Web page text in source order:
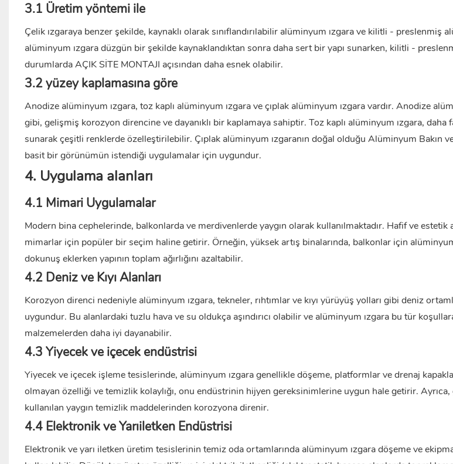
3.1 Üretim yöntemi ile
Çelik ızgaraya benzer şekilde, kaynaklı olarak sınıflandırılabilir alüminyum ızgarave kilitli - preslenmiş
alüminyum ızgara düzgün bir şekilde kaynaklandıktan sonra daha sert bir yapı sunarken, kilitli -
durumlarda AÇIK SİTE MONTAJI açısından daha esnek olabilir.
3.2 yüzey kaplamasına göre
Anodize alüminyum ızgara, toz kaplı alüminyum ızgara ve çıplak alüminyum ızgara vardır. Anodize
gibi, gelişmiş korozyon direncine ve dayanıklı bir kaplamaya sahiptir. Toz kaplı alüminyum ızgara, daha
sunarak çeşitli renklerde özelleştirilebilir. Çıplak alüminyum ızgaranın doğal olduğu Alüminyum Bakın
basit bir görünümün istendiği uygulamalar için uygundur.
4. Uygulama alanları
4.1 Mimari Uygulamalar
Modern bina cephelerinde, balkonlarda ve merdivenlerde yaygın olarak kullanılmaktadır. Hafif ve estetik
mimarlar için popüler bir seçim haline getirir. Örneğin, yüksek artış binalarında, balkonlar için alüminyum
dokunuş eklerken yapının toplam ağırlığını azaltabilir.
4.2 Deniz ve Kıyı Alanları
Korozyon direnci nedeniyle alüminyum ızgara, tekneler, rıhtımlar ve kıyı yürüyüş yolları gibi deniz
uygundur. Bu alanlardaki tuzlu hava ve su oldukça aşındırıcı olabilir ve alüminyum ızgara bu tür
malzemelerden daha iyi dayanabilir.
4.3 Yiyecek ve içecek endüstrisi
Yiyecek ve içecek işleme tesislerinde, alüminyum ızgara genellikle döşeme, platformlar ve drenaj
olmayan özelliği ve temizlik kolaylığı, onu endüstrinin hijyen gereksinimlerine uygun hale getirir. Ayrıca,
kullanılan yaygın temizlik maddelerinden korozyona direnir.
4.4 Elektronik ve Yarıiletken Endüstrisi
Elektronik ve yarı iletken üretim tesislerinin temiz oda ortamlarında alüminyum ızgara döşeme ve